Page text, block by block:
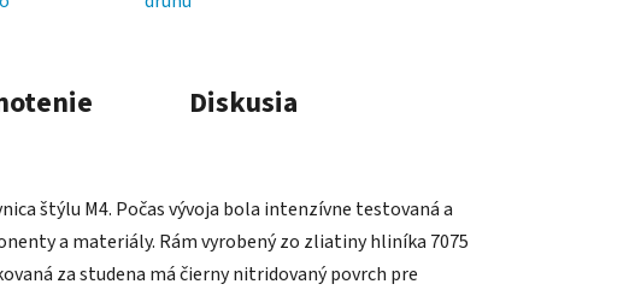
Diskusia
štýlu M4. Počas vývoja bola intenzívne testovaná a
a materiály. Rám vyrobený zo zliatiny hliníka 7075
za studena má čierny nitridovaný povrch pre